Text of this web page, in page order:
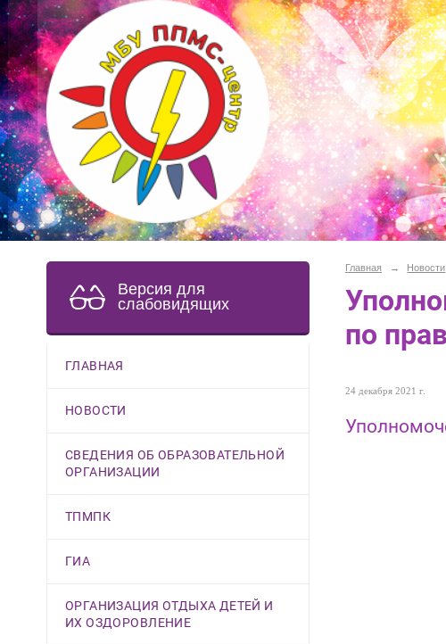
Версия для
слабовидящих
ГЛАВНАЯ
НОВОСТИ
СВЕДЕНИЯ ОБ ОБРАЗОВАТЕЛЬНОЙ
ОРГАНИЗАЦИИ
ТПМПК
ГИА
ОРГАНИЗАЦИЯ ОТДЫХА ДЕТЕЙ И
ИХ ОЗДОРОВЛЕНИЕ
Главная → Новости
по
24 декабря 2021 г.